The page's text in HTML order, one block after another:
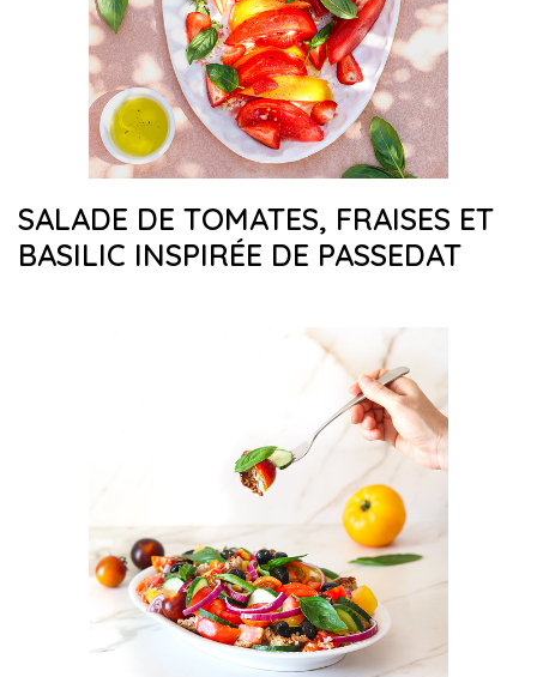
SALADE DE TOMATES, FRAISES ET
BASILIC INSPIRÉE DE PASSEDAT